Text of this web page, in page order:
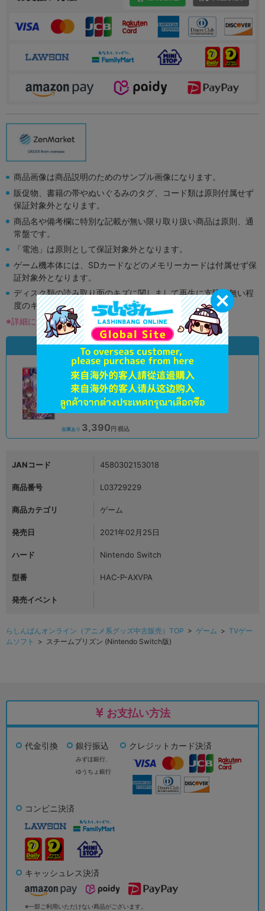
商品画像は商品説明のためのサンプル画像になります。
販促物、書籍の帯やぬいぐるみのタグ、コード類は原則付属せず
保証対象外となります。
商品名や備考欄に特別な記載が無い限り取り扱い商品は原則、通
常盤です。
「電池」は原則として保証対象外となります。
ゲーム機本体には、SDカードなどのメモリーカードは付属せず保
証対象外となります。
ディスク類の読み取り面のキズに関しまして再生に支障が無い程
度のキズがある場合がございます。
※詳細につきましてはコチラ
状態違いの同一商品
状態 :A
新座流通センター
在庫あり 3,390円 税込
JANコード 4580302153018
商品番号 L03729229
商品カテゴリ ゲーム
発売日 2021年02月25日
ハード Nintendo Switch
型番 HAC-P-AXVPA
発売イベント
らしんばんオンライン（アニメ系グッズ中古販売）TOP > ゲーム > TVゲー
ムソフト
> スチームプリズン (Nintendo Switch版)
お支払い方法
代金引換 銀行振込
みずほ銀行、
ゆうちょ銀行
クレジットカード決済
コンビニ決済
キャッシュレス決済
※一部ご利用いただけない商品がございます。